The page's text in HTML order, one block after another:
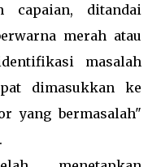
capaian, ditandai
merah atau
masalah
dimasukkan ke
yang bermasalah"